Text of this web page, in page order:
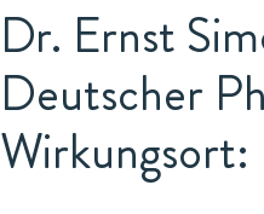
Dr. Ernst
Deutscher